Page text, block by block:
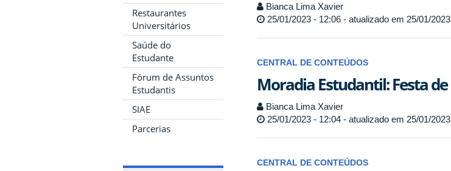
Restaurantes
Universitários
Saúde do
Estudante
Fórum de Assuntos
Estudantis
SIAE
Parcerias
Bianca Lima Xavier
25/01/2023 - 12:06 - atualizado em 25/01/
CENTRAL DE CONTEÚDOS
Moradia Estudantil: Festa
Bianca Lima Xavier
25/01/2023 - 12:04 - atualizado em 25/01/
CENTRAL DE CONTEÚDOS